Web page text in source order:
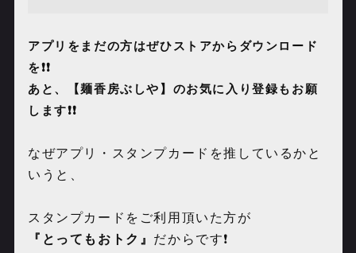
アプリをまだの方はぜひストアからダウンロード
を❗️❗️
あと、【麺香房ぶしや】のお気に入り登録もお願
します❗️❗️
なぜアプリ・スタンプカードを推しているかと
いうと、
スタンプカードをご利用頂いた方が
『とってもおトク』 だからです❗️